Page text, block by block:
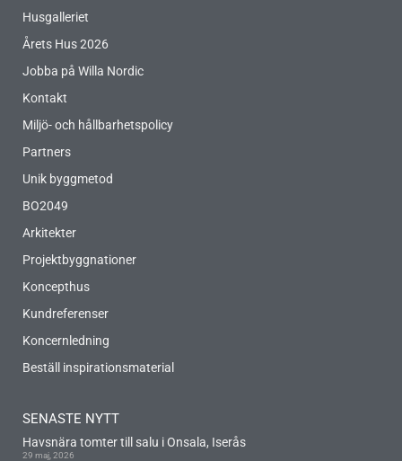
SENASTE NYTT
Havsnära tomter till salu i Onsala, Iserås
29 maj, 2026
Husgalleriet
Årets Hus 2026
Jobba på Willa Nordic
Kontakt
Miljö- och hållbarhetspolicy
Partners
Unik byggmetod
BO2049
Arkitekter
Projektbyggnationer
Koncepthus
Kundreferenser
Koncernledning
Beställ inspirationsmaterial